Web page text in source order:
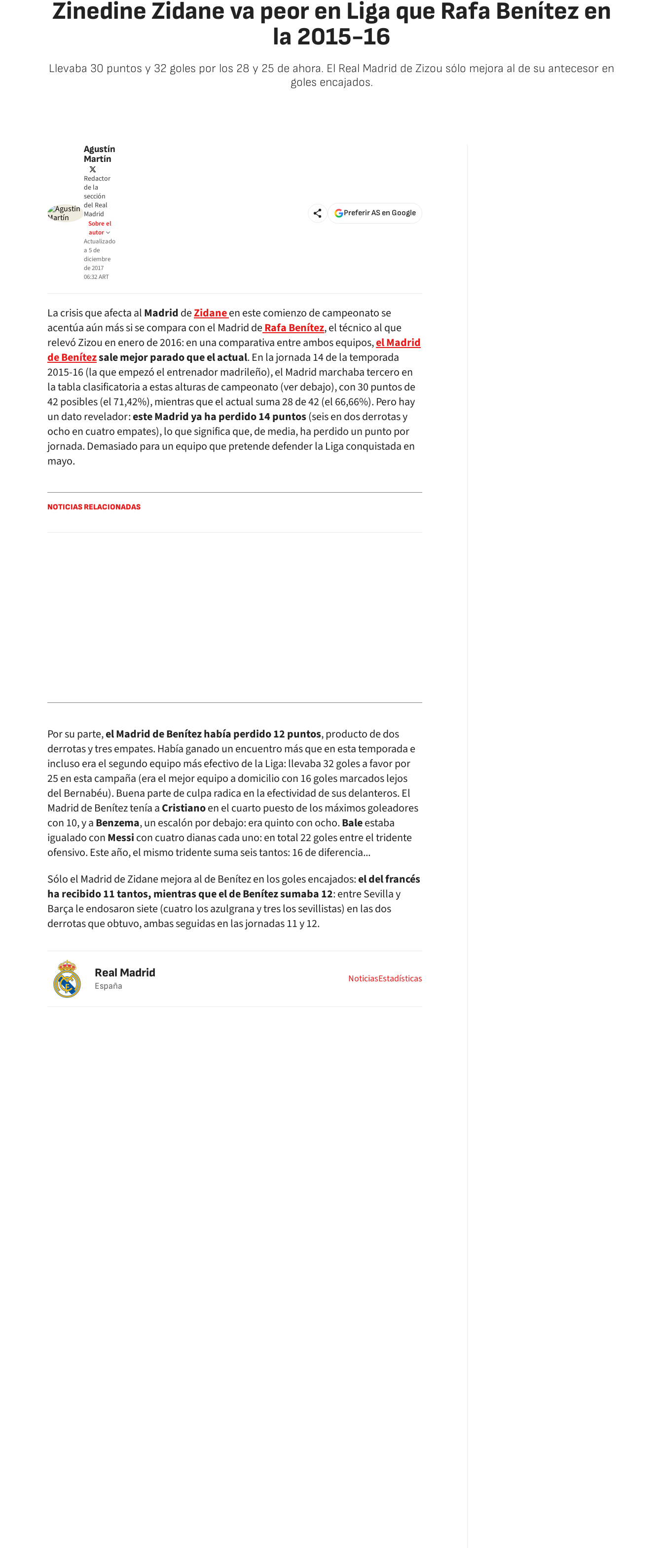
Zinedine Zidane va peor en Liga que Rafa Benítez en
la 2015-16
Llevaba 30 puntos y 32 goles por los 28 y 25 de ahora. El Real Madrid de Zizou sólo mejora al de su antecesor en
goles encajados.
Agustín
Martín
twitter
Redactor
de la
sección
del Real
Madrid
Sobre el
autor
Actualizado
a 5 de
diciembre
de 2017
06:32ART
Preferir AS en Google
La crisis que afecta alMadriddeZidaneen este comienzo de campeonato se
acentúa aún más si se compara con el Madrid deRafa Benítez, el técnico al que
relevó Zizou en enero de 2016: en una comparativa entre ambos equipos,el Madrid
de Benítezsale mejor parado que el actual. En la jornada 14 de la temporada
2015-16 (la que empezó el entrenador madrileño), el Madrid marchaba tercero en
la tabla clasificatoria a estas alturas de campeonato (ver debajo), con 30 puntos de
42 posibles (el 71,42%), mientras que el actual suma 28 de 42 (el 66,66%). Pero hay
un dato revelador:este Madrid ya ha perdido 14 puntos(seis en dos derrotas y
ocho en cuatro empates), lo que significa que, de media, ha perdido un punto por
jornada. Demasiado para un equipo que pretende defender la Liga conquistada en
mayo.
NOTICIAS RELACIONADAS
Por su parte,el Madrid de Benítez había perdido 12 puntos, producto de dos
derrotas y tres empates. Había ganado un encuentro más que en esta temporada e
incluso era el segundo equipo más efectivo de la Liga: llevaba 32 goles a favor por
25 en esta campaña (era el mejor equipo a domicilio con 16 goles marcados lejos
del Bernabéu). Buena parte de culpa radica en la efectividad de sus delanteros. El
Madrid de Benítez tenía aCristianoen el cuarto puesto de los máximos goleadores
con 10, y aBenzema, un escalón por debajo: era quinto con ocho.Baleestaba
igualado conMessicon cuatro dianas cada uno: en total 22 goles entre el tridente
ofensivo. Este año, el mismo tridente suma seis tantos: 16 de diferencia...
Sólo el Madrid de Zidane mejora al de Benítez en los goles encajados:el del francés
ha recibido 11 tantos, mientras que el de Benítez sumaba 12: entre Sevilla y
Barça le endosaron siete (cuatro los azulgrana y tres los sevillistas) en las dos
derrotas que obtuvo, ambas seguidas en las jornadas 11 y 12.
Real Madrid
España
NoticiasEstadísticas